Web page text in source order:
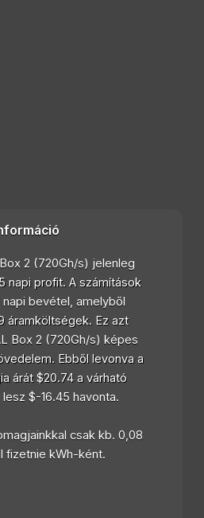
2 (720Gh/s) jelenleg
napi profit. A számítások
napi bevétel, amelyből
áramköltségek. Ez azt
Box 2 (720Gh/s) képes
Ebből levonva a
árát $20.74 a várható
$-16.45 havonta.
csak kb. 0,08
fizetnie kWh-ként.